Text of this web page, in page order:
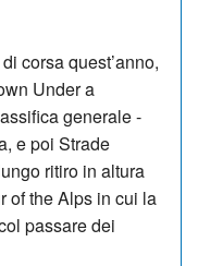
corsa quest’anno,
Under a
generale -
e poi Strade
ritiro in altura
of the Alps in cui la
passare dei